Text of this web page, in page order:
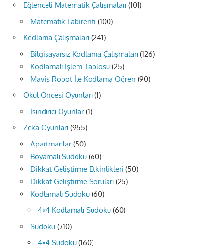
Eğlenceli Matematik Çalışmaları (101)
Matematik Labirenti (100)
Kodlama Çalışmaları (241)
Bilgisayarsız Kodlama Çalışmaları (126)
Kodlamalı İşlem Tablosu (25)
Maviş Robot İle Kodlama Öğren (90)
Okul Öncesi Oyunları (1)
Isındırıcı Oyunlar(1)
Zeka Oyunları (955)
Apartmanlar(50)
Boyamalı Sudoku (60)
Dikkat Geliştirme Etkinlikleri (50)
Dikkat Geliştirme Soruları (25)
Kodlamalı Sudoku (60)
4×4 Kodlamalı Sudoku (60)
Sudoku (710)
4×4 Sudoku (160)